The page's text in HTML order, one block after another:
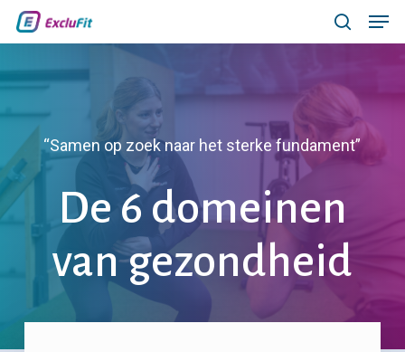
Skip
to
main
search
“Samen op zoek naar het sterke fundament”
De 6 domeinen
van gezondheid
Menu